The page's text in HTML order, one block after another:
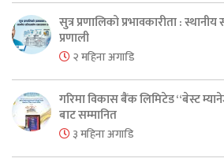
सुत्र प्रणालिको प्रभावकारीता :
प्रणाली
२ महिना अगाडि
गरिमा विकास बैंक लिमिटेड “बेस्ट
बाट सम्मानित
३ महिना अगाडि